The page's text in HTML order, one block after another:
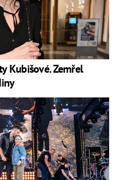
Kubišové. Zemřel